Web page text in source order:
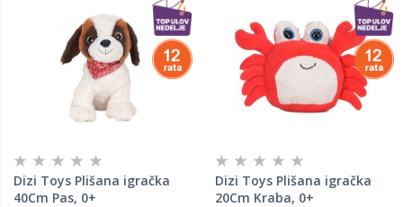
Dizi Toys Plišana igračka
40Cm Pas, 0+
Dizi Toys Plišana igračka
20Cm Kraba, 0+